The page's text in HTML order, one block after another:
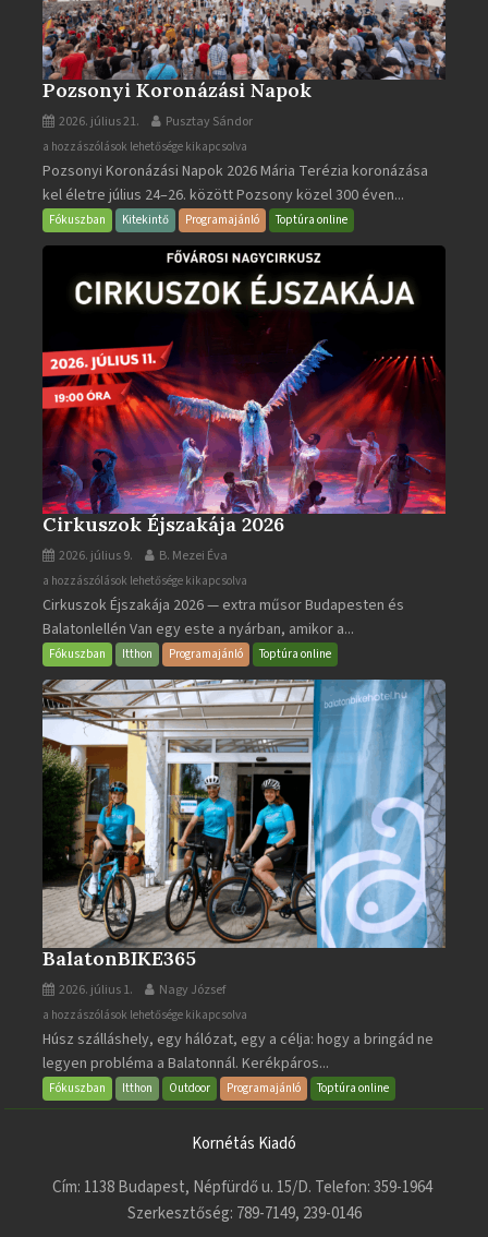
Pozsonyi Koronázási Napok
2026. július 21. Pusztay Sándor
Pozsonyi
Koronázási
Napok
bejegyzéshez
a hozzászólások lehetősége kikapcsolva
Pozsonyi Koronázási Napok 2026 Mária Terézia koronázása
kel életre július 24–26. között Pozsony közel 300 éven...
Fókuszban Kitekintő Programajánló Toptúra online
Cirkuszok Éjszakája 2026
2026. július 9. B. Mezei Éva
Cirkuszok
Éjszakája
2026
bejegyzéshez
a hozzászólások lehetősége kikapcsolva
Cirkuszok Éjszakája 2026 — extra műsor Budapesten és
Balatonlellén Van egy este a nyárban, amikor a...
Fókuszban Itthon Programajánló Toptúra online
BalatonBIKE365
2026. július 1. Nagy József
BalatonBIKE365
bejegyzéshez
a hozzászólások lehetősége kikapcsolva
Húsz szálláshely, egy hálózat, egy a célja: hogy a bringád ne
legyen probléma a Balatonnál. Kerékpáros...
Fókuszban Itthon Outdoor Programajánló Toptúra online
Kornétás Kiadó
Cím: 1138 Budapest, Népfürdő u. 15/D. Telefon: 359-1964
Szerkesztőség: 789-7149, 239-0146